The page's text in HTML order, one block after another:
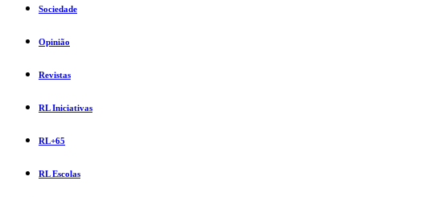
Sociedade
Opinião
Revistas
RL Iniciativas
RL+65
RL Escolas